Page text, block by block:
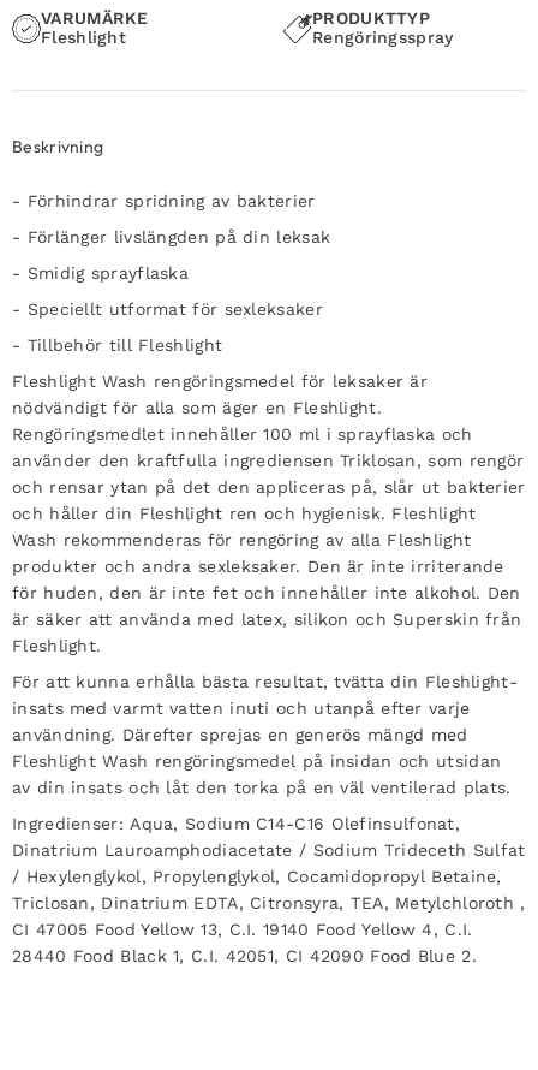
VARUMÄRKE
Fleshlight
PRODUKTTYP
Rengöringsspray
Beskrivning
- Förhindrar spridning av bakterier
- Förlänger livslängden på din leksak
- Smidig sprayflaska
- Speciellt utformat för sexleksaker
- Tillbehör till Fleshlight
Fleshlight Wash rengöringsmedel för leksaker är
nödvändigt för alla som äger en Fleshlight.
Rengöringsmedlet innehåller 100 ml i sprayflaska och
använder den kraftfulla ingrediensen Triklosan, som rengör
och rensar ytan på det den appliceras på, slår ut bakterier
och håller din Fleshlight ren och hygienisk. Fleshlight
Wash rekommenderas för rengöring av alla Fleshlight
produkter och andra sexleksaker. Den är inte irriterande
för huden, den är inte fet och innehåller inte alkohol. Den
är säker att använda med latex, silikon och Superskin från
Fleshlight.
För att kunna erhålla bästa resultat, tvätta din Fleshlight-
insats med varmt vatten inuti och utanpå efter varje
användning. Därefter sprejas en generös mängd med
Fleshlight Wash rengöringsmedel på insidan och utsidan
av din insats och låt den torka på en väl ventilerad plats.
Ingredienser: Aqua, Sodium C14-C16 Olefinsulfonat,
Dinatrium Lauroamphodiacetate / Sodium Trideceth Sulfat
/ Hexylenglykol, Propylenglykol, Cocamidopropyl Betaine,
Triclosan, Dinatrium EDTA, Citronsyra, TEA, Metylchloroth ,
CI 47005 Food Yellow 13, C.I. 19140 Food Yellow 4, C.I.
28440 Food Black 1, C.I. 42051, CI 42090 Food Blue 2.